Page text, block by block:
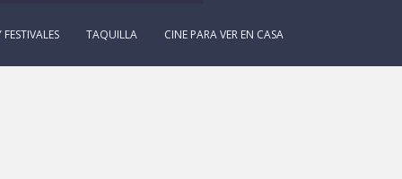
TAQUILLA CINE PARA VER EN CASA